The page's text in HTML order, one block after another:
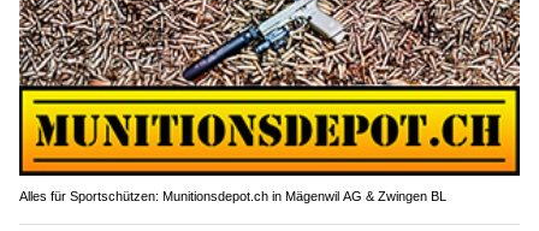
Alles für Sportschützen: Munitionsdepot.ch in Mägenwil AG & Zwingen BL